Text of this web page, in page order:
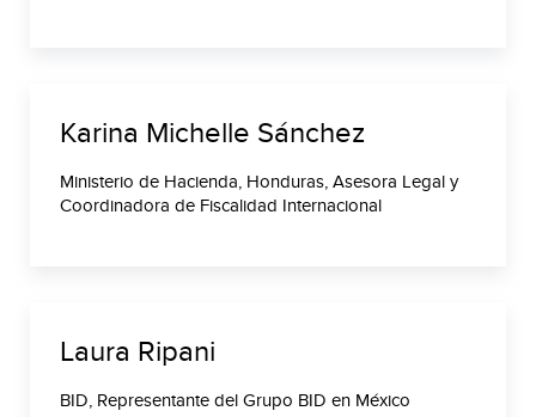
Karina Michelle Sánchez
Ministerio de Hacienda, Honduras, Asesora Legal y
Coordinadora de Fiscalidad Internacional
Laura Ripani
BID, Representante del Grupo BID en México